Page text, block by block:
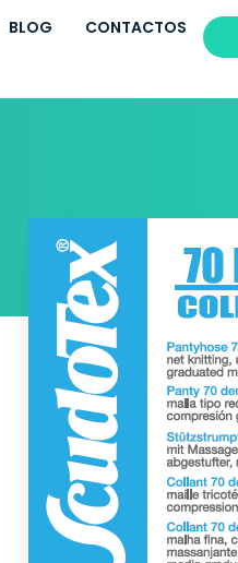
BLOG CONTACTOS